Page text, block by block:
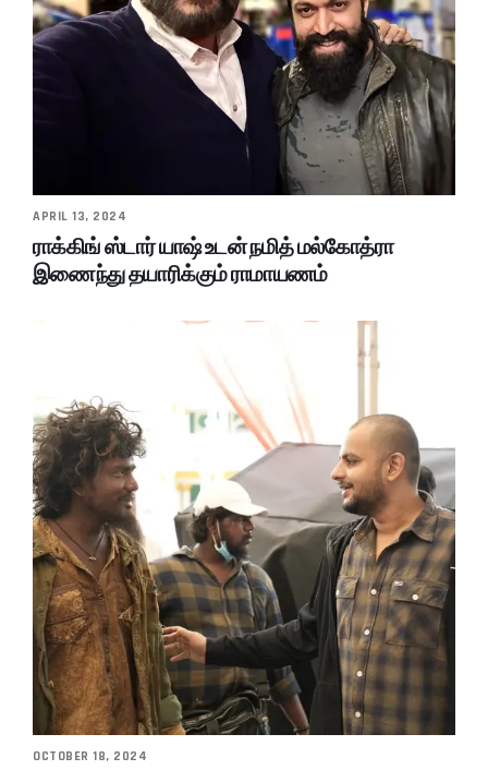
APRIL 13, 2024
ராக்கிங் ஸ்டார் யாஷ் உடன் நமித் மல்கோத்ரா
இணைந்து தயாரிக்கும் ராமாயணம்
OCTOBER 18, 2024